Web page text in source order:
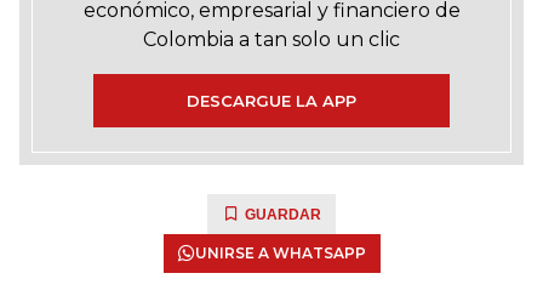
económico, empresarial y financiero de
Colombia a tan solo un clic
DESCARGUE LA APP
GUARDAR
UNIRSE A WHATSAPP